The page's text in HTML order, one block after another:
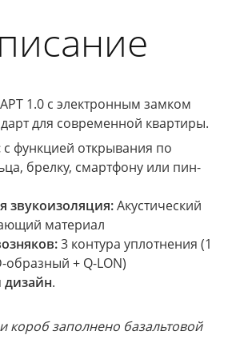
1.0 с электронным замком
для современной квартиры.
с функцией открывания по
брелку, смартфону или пин-
звукоизоляция:Акустический
материал
3 контура уплотнения (1
образный + Q-LON)
.
короб заполнено базальтовой